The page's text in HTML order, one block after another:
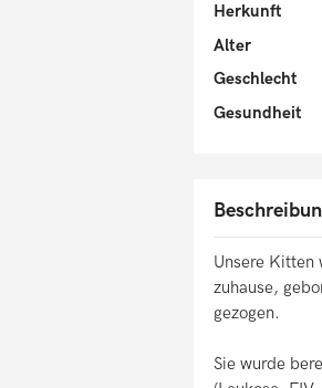
Herkunft
Alter
Geschlecht
Gesundheit
Unsere Kitten
zuhause,
gezogen.
Sie wurde